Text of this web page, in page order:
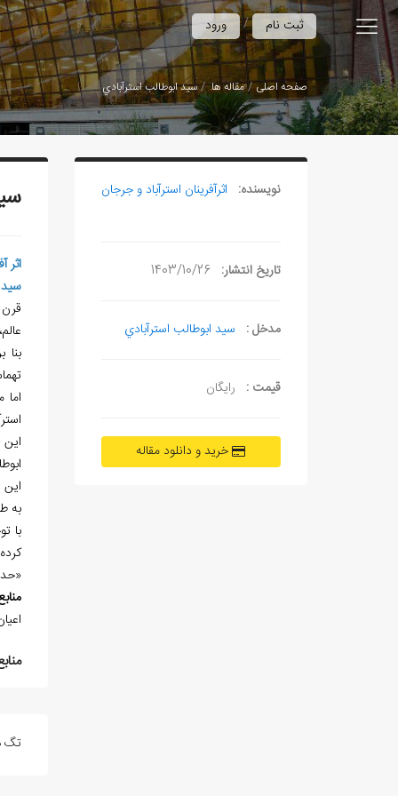
ورود / ثبت نام
صفحه اصلی مقاله ها سيد ابوطالب استرآبادي
نویسنده: اثرآفرينان استرآباد و جرجان
تاریخ انتشار: 1403/10/26
مدخل : سيد ابوطالب استرآبادي
قیمت : رایگان
خرید و دانلود مقاله
اثر
سيد
قرن 10
به
با
اعيان الشيعة 2/364؛
تگ